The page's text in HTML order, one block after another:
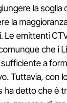
la soglia
la
Le emittenti
che i
a
Tuttavia, con
ha detto che è